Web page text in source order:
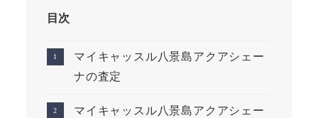
目次
マイキャッスル八景島アクアシェー
ナの査定
マイキャッスル八景島アクアシェー